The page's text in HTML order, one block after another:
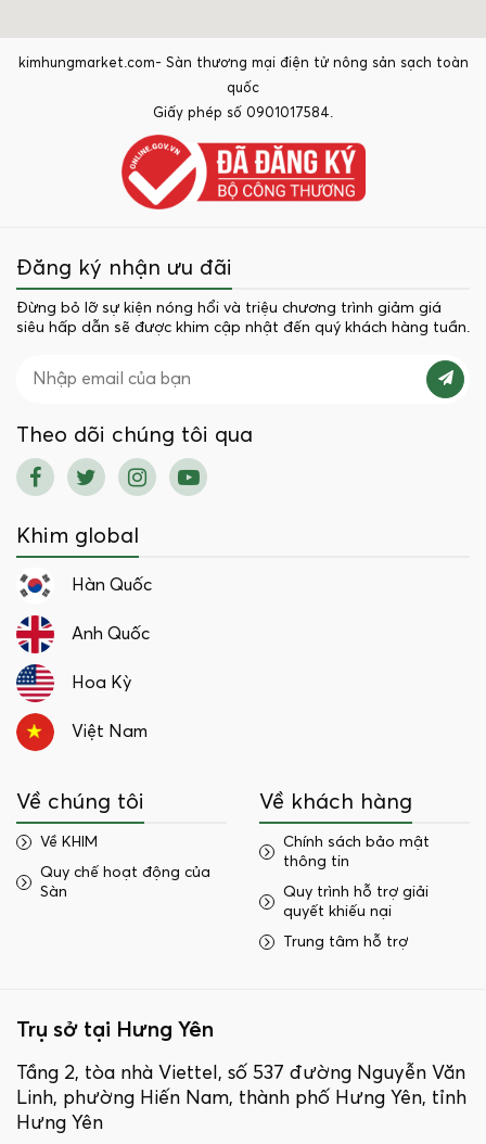
kimhungmarket.com- Sàn thương mại điện tử nông sản sạch toàn
quốc
Giấy phép số 0901017584.
Đăng ký nhận ưu đãi
Đừng bỏ lỡ sự kiện nóng hổi và triệu chương trình giảm giá
siêu hấp dẫn sẽ được khim cập nhật đến quý khách hàng tuần.
Theo dõi chúng tôi qua
Khim global
Hàn Quốc
Anh Quốc
Hoa Kỳ
Việt Nam
Về chúng tôi
Về KHIM
Quy chế hoạt động của
Sàn
Về khách hàng
Chính sách bảo mật
thông tin
Quy trình hỗ trợ giải
quyết khiếu nại
Trung tâm hỗ trợ
Trụ sở tại Hưng Yên
Tầng 2, tòa nhà Viettel, số 537 đường Nguyễn Văn
Linh, phường Hiến Nam, thành phố Hưng Yên, tỉnh
Hưng Yên